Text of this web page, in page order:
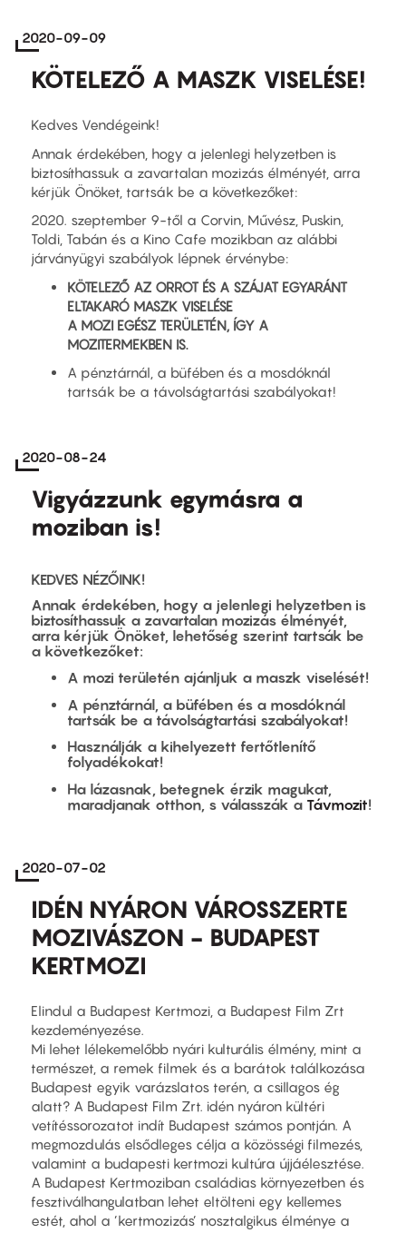
2020-09-09
KÖTELEZŐ A MASZK VISELÉSE!
Kedves Vendégeink!
Annak érdekében, hogy a jelenlegi helyzetben is
biztosíthassuk a zavartalan mozizás élményét, arra
kérjük Önöket, tartsák be a következőket:
2020. szeptember 9-től a Corvin, Művész, Puskin,
Toldi, Tabán és a Kino Cafe mozikban az alábbi
járványügyi szabályok lépnek érvénybe:
KÖTELEZŐ AZ ORROT ÉS A SZÁJAT EGYARÁNT
ELTAKARÓ MASZK VISELÉSE
A MOZI EGÉSZ TERÜLETÉN, ÍGY A
MOZITERMEKBEN IS.
A pénztárnál, a büfében és a mosdóknál
tartsák be a távolságtartási szabályokat!
2020-08-24
Vigyázzunk egymásra a
moziban is!
KEDVES NÉZŐINK!
Annak érdekében, hogy a jelenlegi helyzetben is
biztosíthassuk a zavartalan mozizás élményét,
arra kérjük Önöket, lehetőség szerint tartsák be
a következőket:
A mozi területén ajánljuk a maszk viselését!
A pénztárnál, a büfében és a mosdóknál
tartsák be a távolságtartási szabályokat!
Használják a kihelyezett fertőtlenítő
folyadékokat!
Ha lázasnak, betegnek érzik magukat,
maradjanak otthon, s válasszák a Távmozit!
2020-07-02
IDÉN NYÁRON VÁROSSZERTE
MOZIVÁSZON - BUDAPEST
KERTMOZI
Elindul a Budapest Kertmozi, a Budapest Film Zrt
kezdeményezése.
Mi lehet lélekemelőbb nyári kulturális élmény, mint a
természet, a remek filmek és a barátok találkozása
Budapest egyik varázslatos terén, a csillagos ég
alatt? A Budapest Film Zrt. idén nyáron kültéri
vetítéssorozatot indít Budapest számos pontján. A
megmozdulás elsődleges célja a közösségi filmezés,
valamint a budapesti kertmozi kultúra újjáélesztése.
A Budapest Kertmoziban családias környezetben és
fesztiválhangulatban lehet eltölteni egy kellemes
estét, ahol a ’kertmozizás’ nosztalgikus élménye a